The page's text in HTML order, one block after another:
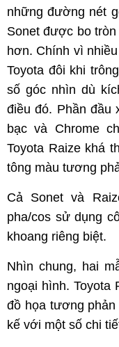
những đường nét
Sonet được bo
hơn. Chính vì
Toyota đôi khi
số góc nhìn dù
điều đó. Phần đầu
bạc và Chrome
Toyota Raize khá
tông màu tương
Cả Sonet và
pha/cos sử dụng
khoang riêng biệt.
Nhìn chung, hai
ngoại hình. Toyota
đồ họa tương
kế với một số chi